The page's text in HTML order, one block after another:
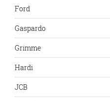
Ford
Gaspardo
Grimme
Hardi
JCB